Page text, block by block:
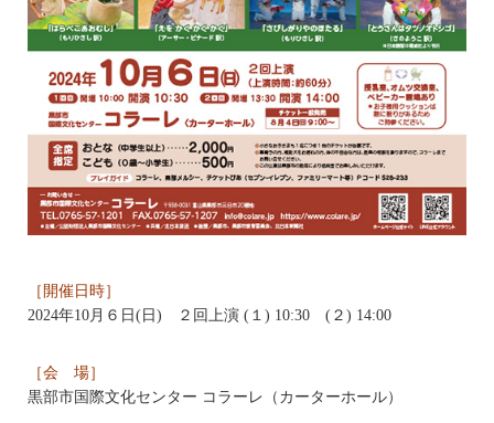
［開催日時］
2024年10月６日(日) ２回上演 (１) 10:30 (２) 14:00
［会 場］
黒部市国際文化センター コラーレ（カーターホール）